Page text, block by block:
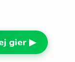
gier ▶